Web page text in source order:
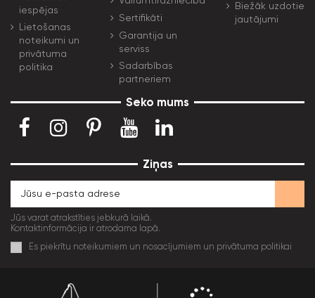
iespējas
Lietošanas
noteikumi un
privātuma
politika
Sertifikāti
Garantija un
serviss
Sadarbības
partneriem
Biežāk uzdotie
jautājumi
Seko mums
Ziņas
Jūs varat atrakstīties jebkurā laikā.
Kontaktinformācija ir atrodama lapā.
Es piekrītu noteikumiem un nosacījumiem un privātuma politikai